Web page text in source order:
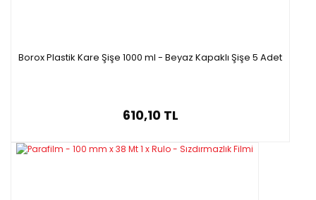
Borox Plastik Kare Şişe 1000 ml - Beyaz Kapaklı Şişe 5 Adet
610,10 TL